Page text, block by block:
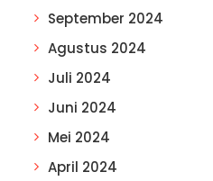
September 2024
Agustus 2024
Juli 2024
Juni 2024
Mei 2024
April 2024